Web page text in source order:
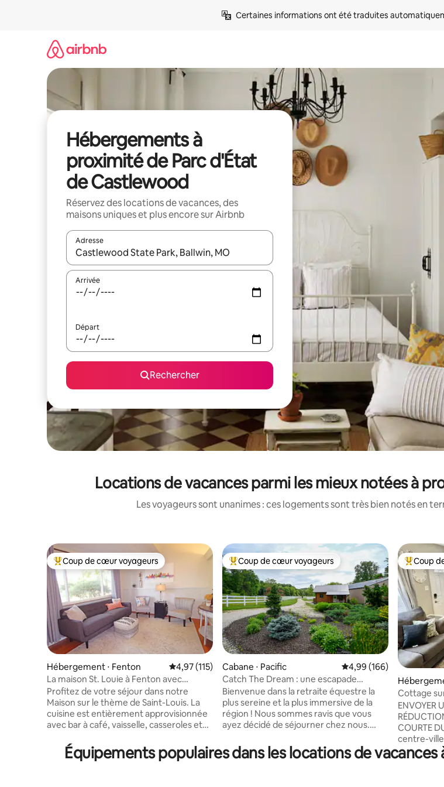
Certaines informations ont été traduites
Hébergements à
proximité de Parc d'État
de Castlewood
Réservez des locations de vacances, des
maisons uniques et plus encore sur Airbnb
Adresse
Lorsque les résultats s'affichent, utilisez les flèches vers le haut et vers le bas pour les parcourir
Arrivée
Départ
Rechercher
Locations de vacances parmi les mieux notées à
Les voyageurs sont unanimes : ces logements sont très bien notés en
Coups de cœur voyageurs les plus appréciés
Coup de cœur voyageurs
Hébergement ⋅ Fenton Évaluation moyenne sur la base de 115 commentaires : 4,97 sur 5
4,97 (115)
La maison St. Louie à Fenton avec
terrasse et grande cour !
Profitez de votre séjour dans notre
Maison sur le thème de Saint-Louis. La
cuisine est entièrement approvisionnée
avec bar à café, vaisselle, casseroles et
Cardinals, la chambre Blues et la
chambre Union Station disposent
Coups de cœur voyageurs les plus appréciés
Coup de cœur voyageurs
Cabane ⋅ Pacific Évaluation moyenne sur
4,99 (166)
Catch The Dream : une escapade
équestre immersive
Bienvenue dans la retraite équestre la
plus sereine et la plus immersive de la
région ! Nous sommes ravis que vous
ayez décidé de séjourner chez nous.
détendu et comme chez vous en
profitant des activités équestres ainsi
Coups
Coup
s
Cottage
ménage
ENVOYER
COURTE DURÉE
centre-
ALLEZ
logement
Équipements populaires dans les locations de